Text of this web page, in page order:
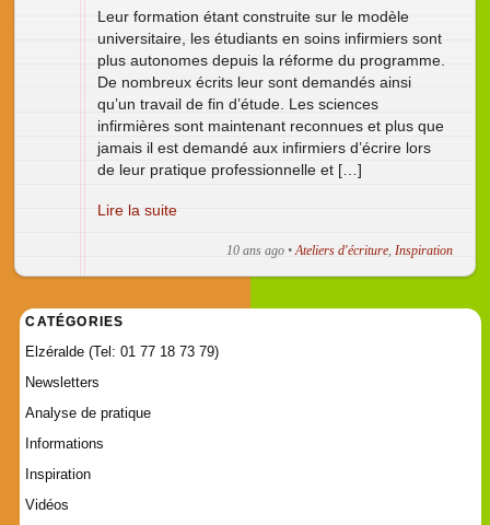
Leur formation étant construite sur le modèle
universitaire, les étudiants en soins infirmiers sont
plus autonomes depuis la réforme du programme.
De nombreux écrits leur sont demandés ainsi
qu’un travail de fin d’étude. Les sciences
infirmières sont maintenant reconnues et plus que
jamais il est demandé aux infirmiers d’écrire lors
de leur pratique professionnelle et […]
Lire la suite
10 ans ago • Ateliers d'écriture, Inspiration
CATÉGORIES
Elzéralde (Tel: 01 77 18 73 79)
Newsletters
Analyse de pratique
Informations
Inspiration
Vidéos